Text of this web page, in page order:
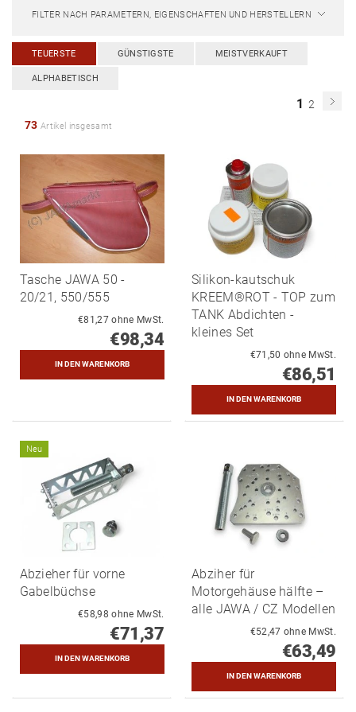
FILTER NACH PARAMETERN, EIGENSCHAFTEN UND HERSTELLERN
TEUERSTE GÜNSTIGSTE MEISTVERKAUFT
ALPHABETISCH
1 2
73 Artikel insgesamt
Tasche JAWA 50 -
20/21, 550/555
€81,27 ohne MwSt.
€98,34
Silikon-kautschuk
KREEM®ROT - TOP zum
TANK Abdichten -
kleines Set
€71,50 ohne MwSt.
€86,51
Neu
Abzieher für vorne
Gabelbüchse
€58,98 ohne MwSt.
€71,37
Abziher für
Motorgehäuse hälfte –
alle JAWA / CZ Modellen
€52,47 ohne MwSt.
€63,49